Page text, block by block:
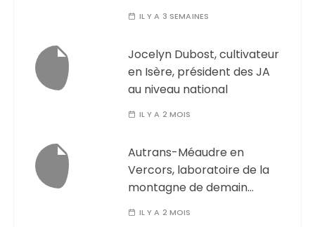
IL Y A 3 SEMAINES
Jocelyn Dubost, cultivateur
en Isère, président des JA
au niveau national
IL Y A 2 MOIS
Autrans-Méaudre en
Vercors, laboratoire de la
montagne de demain…
IL Y A 2 MOIS